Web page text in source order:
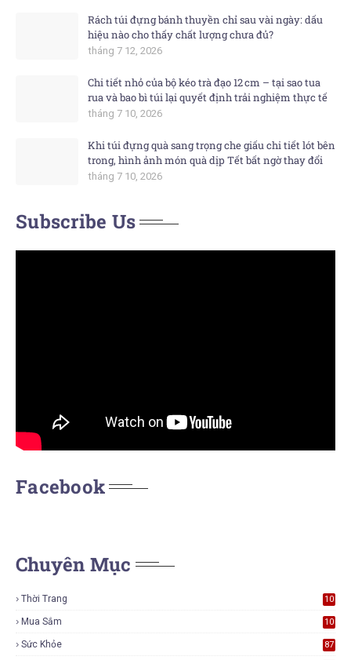
Rách túi đựng bánh thuyền chỉ sau vài ngày: dấu
hiệu nào cho thấy chất lượng chưa đủ?
tháng 7 12, 2026
Chi tiết nhỏ của bộ kéo trà đạo 12 cm – tại sao tua
rua và bao bì túi lại quyết định trải nghiệm thực tế
tháng 7 10, 2026
Khi túi đựng quà sang trọng che giấu chi tiết lót bên
trong, hình ảnh món quà dịp Tết bất ngờ thay đổi
tháng 7 10, 2026
Subscribe Us
Facebook
Chuyên Mục
Thời Trang
10
Mua Sắm
10
Sức Khỏe 87